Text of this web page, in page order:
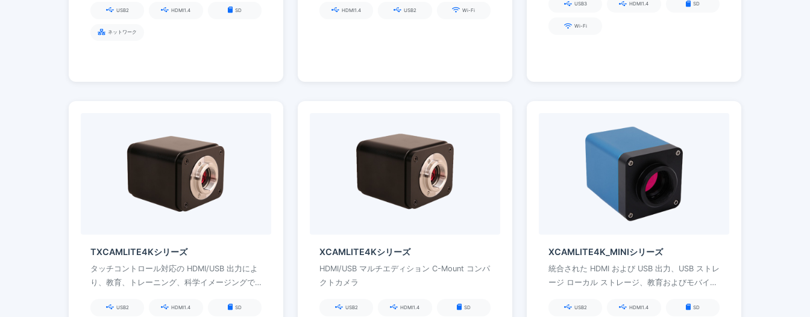
ト処理機能を備えています
USB2 HDMI1.4 SD
ネットワーク
HDMI1.4 USB2 Wi-Fi
USB3 HDMI1.4 SD
Wi-Fi
TXCAMLITE4Kシリーズ
タッチコントロール対応の HDMI/USB 出力によ
り、教育、トレーニング、科学イメージングで
USB2 HDMI1.4 SD
XCAMLITE4Kシリーズ
HDMI/USB マルチエディション C-Mount コンパ
クトカメラ
USB2 HDMI1.4 SD
XCAMLITE4K_MINIシリーズ
統合された HDMI および USB 出力、USB ストレ
ージ ローカル ストレージ、教育およびモバイル
を備えたコンパクトな設計
USB2 HDMI1.4 SD